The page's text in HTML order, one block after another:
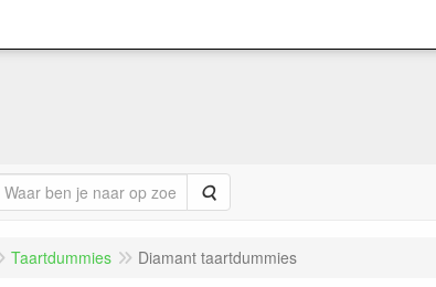
Zoeken
Taartdummies Diamant taartdummies